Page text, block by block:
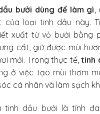
bưởi dùng để làm gì
loại tinh dầu này.
xuất từ vỏ bưởi bằng
cất, giữ được mùi
mới. Trong thực tế,tinh
ở việc tạo mùi thơm
cá nhân và làm sạch
tinh dầu bưởi là tính